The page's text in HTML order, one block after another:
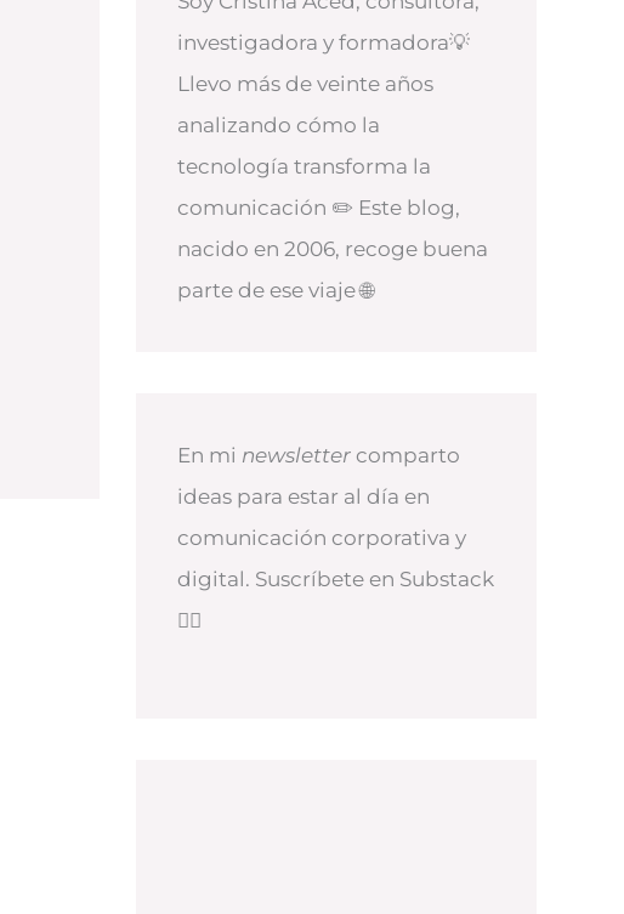
investigadora y formadora💡
Llevo más de veinte años
analizando cómo la
tecnología transforma la
comunicación ✏️ Este blog,
nacido en 2006, recoge buena
parte de ese viaje 🌐
En mi newsletter comparto
ideas para estar al día en
comunicación corporativa y
digital. Suscríbete en Substack
👇🏻